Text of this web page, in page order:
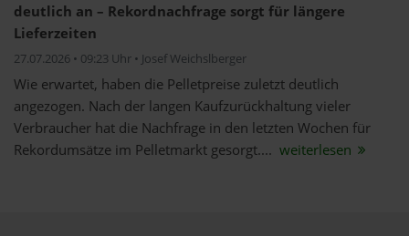
deutlich an – Rekordnachfrage sorgt für längere
Lieferzeiten
27.07.2026 • 09:23 Uhr • Josef Weichslberger
Wie erwartet, haben die Pelletpreise zuletzt deutlich
angezogen. Nach der langen Kaufzurückhaltung vieler
Verbraucher hat die Nachfrage in den letzten Wochen für
Rekordumsätze im Pelletmarkt gesorgt.... weiterlesen